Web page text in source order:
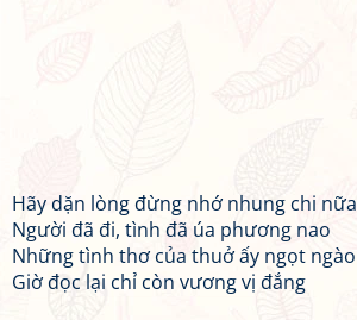
Hãy dặn lòng đừng nhớ nhung chi nữa
Người đã đi, tình đã úa phương nao
Những tình thơ của thuở ấy ngọt ngào
Giờ đọc lại chỉ còn vương vị đắng